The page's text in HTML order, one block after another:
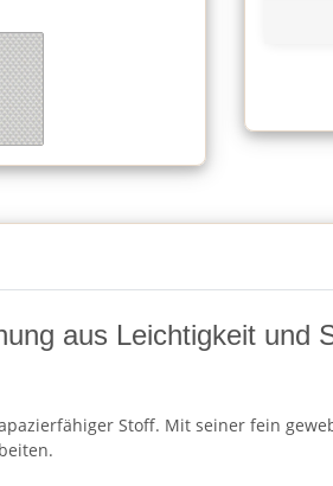
aus Leichtigkeit und
Stoff. Mit seiner fein